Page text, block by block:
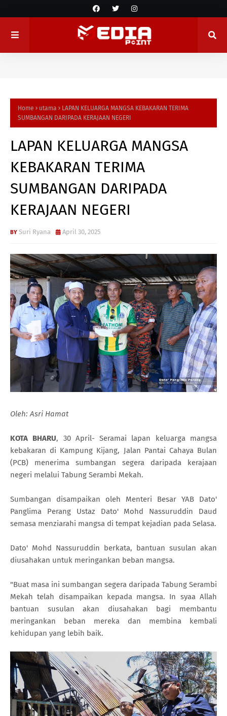
Home utama
LAPAN KELUARGA MANGSA KEBAKARAN TERIMA
SUMBANGAN DARIPADA KERAJAAN NEGERI
LAPAN KELUARGA MANGSA
KEBAKARAN TERIMA
SUMBANGAN DARIPADA
KERAJAAN NEGERI
Suri Ryana April 30, 2025
Oleh: Asri Hamat
KOTA BHARU, 30 April- Seramai lapan keluarga mangsa
kebakaran di Kampung Kijang, Jalan Pantai Cahaya Bulan
(PCB) menerima sumbangan segera daripada kerajaan
negeri melalui Tabung Serambi Mekah.
Sumbangan disampaikan oleh Menteri Besar YAB Dato'
Panglima Perang Ustaz Dato' Mohd Nassuruddin Daud
semasa menziarahi mangsa di tempat kejadian pada Selasa.
Dato' Mohd Nassuruddin berkata, bantuan susulan akan
diusahakan untuk meringankan beban mangsa.
"Buat masa ini sumbangan segera daripada Tabung Serambi
Mekah telah disampaikan kepada mangsa. In syaa Allah
bantuan susulan akan diusahakan bagi membantu
meringankan beban mereka dan membina kembali
kehidupan yang lebih baik.